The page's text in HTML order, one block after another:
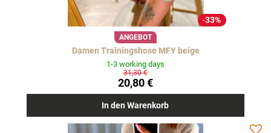
33%
ANGEBOT
Damen Trainingshose MFY beige
1-3 working days
20,80 €
31,30 €
In den Warenkorb